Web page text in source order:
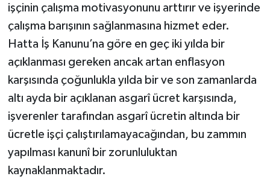
işçinin çalışma motivasyonunu arttırır ve işyerinde
çalışma barışının sağlanmasına hizmet eder.
Hatta İş Kanunu’na göre en geç iki yılda bir
açıklanması gereken ancak artan enflasyon
karşısında çoğunlukla yılda bir ve son zamanlarda
altı ayda bir açıklanan asgarî ücret karşısında,
işverenler tarafından asgarî ücretin altında bir
ücretle işçi çalıştırılamayacağından, bu zammın
yapılması kanunî bir zorunluluktan
kaynaklanmaktadır.